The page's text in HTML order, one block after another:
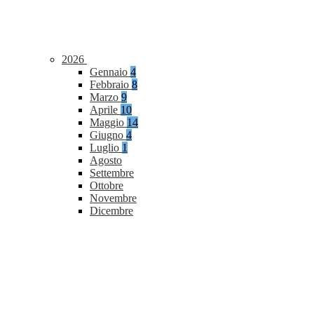
2026
Gennaio 4
Febbraio 8
Marzo 9
Aprile 10
Maggio 14
Giugno 4
Luglio 1
Agosto
Settembre
Ottobre
Novembre
Dicembre